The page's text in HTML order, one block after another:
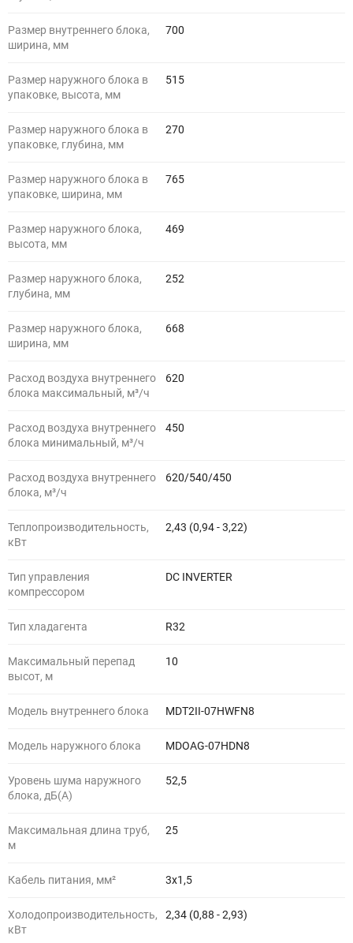
Размер внутреннего блока,
ширина, мм
700
Размер наружного блока в
упаковке, высота, мм
515
Размер наружного блока в
упаковке, глубина, мм
270
Размер наружного блока в
упаковке, ширина, мм
765
Размер наружного блока,
высота, мм
469
Размер наружного блока,
глубина, мм
252
Размер наружного блока,
ширина, мм
668
Расход воздуха внутреннего
блока максимальный, м³/ч
620
Расход воздуха внутреннего
блока минимальный, м³/ч
450
Расход воздуха внутреннего
блока, м³/ч
620/540/450
Теплопроизводительность,
кВт
2,43 (0,94 - 3,22)
Тип управления
компрессором
DC INVERTER
Тип хладагента R32
Максимальный перепад
высот, м
10
Модель внутреннего блока MDT2II-07HWFN8
Модель наружного блока MDOAG-07HDN8
Уровень шума наружного
блока, дБ(А)
52,5
Максимальная длина труб,
м
25
Кабель питания, мм² 3x1,5
Холодопроизводительность,
кВт
2,34 (0,88 - 2,93)